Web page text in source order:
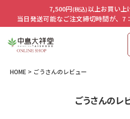
7,500円(税込)以上お買い上
当日発送可能なご注文締切時間が、7
HOME ごうさんのレビュー
ごうさんのレ